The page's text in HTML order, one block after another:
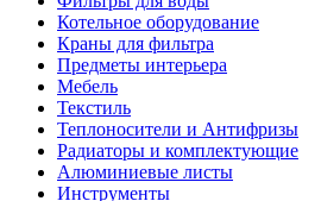
Котельное оборудование
Краны для фильтра
Предметы интерьера
Мебель
Текстиль
Теплоносители и Антифризы
Радиаторы и комплектующие
Алюминиевые листы
Инструменты